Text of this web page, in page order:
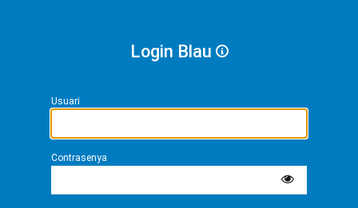
Login Blau
Usuari
Contrasenya